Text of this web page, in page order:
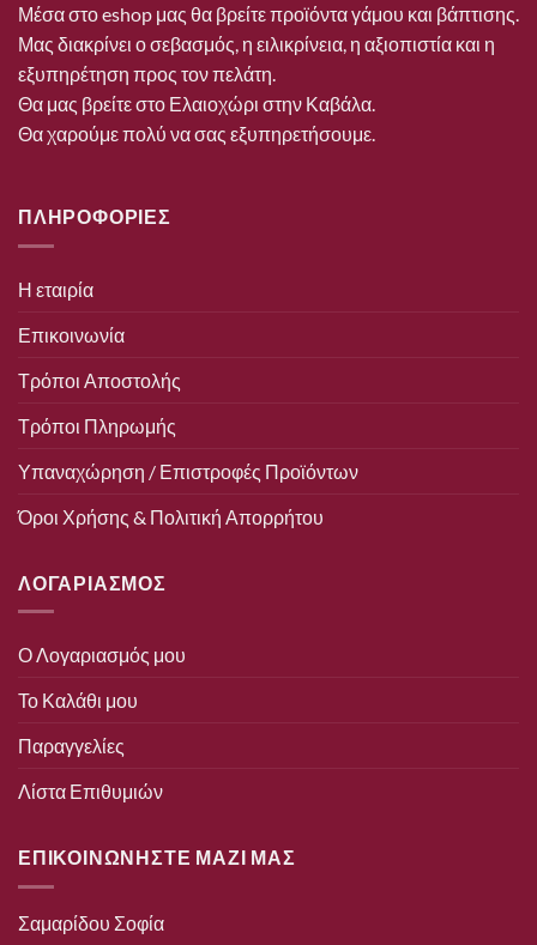
Μέσα στο eshop μας θα βρείτε προϊόντα γάμου και βάπτισης.
Μας διακρίνει ο σεβασμός, η ειλικρίνεια, η αξιοπιστία και η
εξυπηρέτηση προς τον πελάτη.
Θα μας βρείτε στο Ελαιοχώρι στην Καβάλα.
Θα χαρούμε πολύ να σας εξυπηρετήσουμε.
ΠΛΗΡΟΦΟΡΙΕΣ
Η εταιρία
Επικοινωνία
Τρόποι Αποστολής
Τρόποι Πληρωμής
Υπαναχώρηση / Επιστροφές Προϊόντων
Όροι Χρήσης & Πολιτική Απορρήτου
ΛΟΓΑΡΙΑΣΜΟΣ
Ο Λογαριασμός μου
Το Καλάθι μου
Παραγγελίες
Λίστα Επιθυμιών
ΕΠΙΚΟΙΝΩΝΗΣΤΕ ΜΑΖΙ ΜΑΣ
Σαμαρίδου Σοφία